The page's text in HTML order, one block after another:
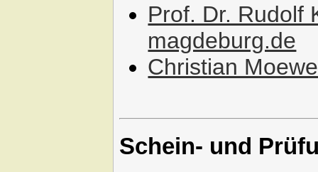
Prof. Dr. Rudolf
magdeburg.de
Christian
Schein- und